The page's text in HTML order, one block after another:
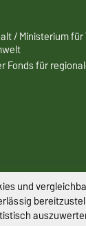
/ Ministerium
Fonds für
Impressum
Datenschutz
und